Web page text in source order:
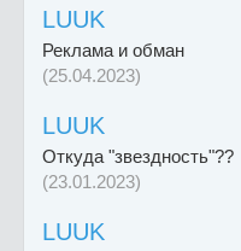
LUUK
Реклама и обман
(25.04.2023)
LUUK
Откуда "звездность"??
(23.01.2023)
LUUK